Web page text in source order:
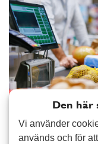
Den här
Vi använder
används och för